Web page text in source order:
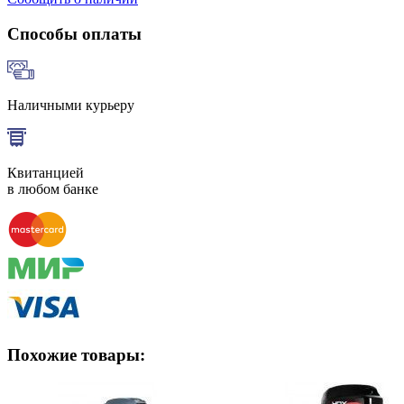
Способы оплаты
Наличными курьеру
Квитанцией
в любом банке
Похожие товары: